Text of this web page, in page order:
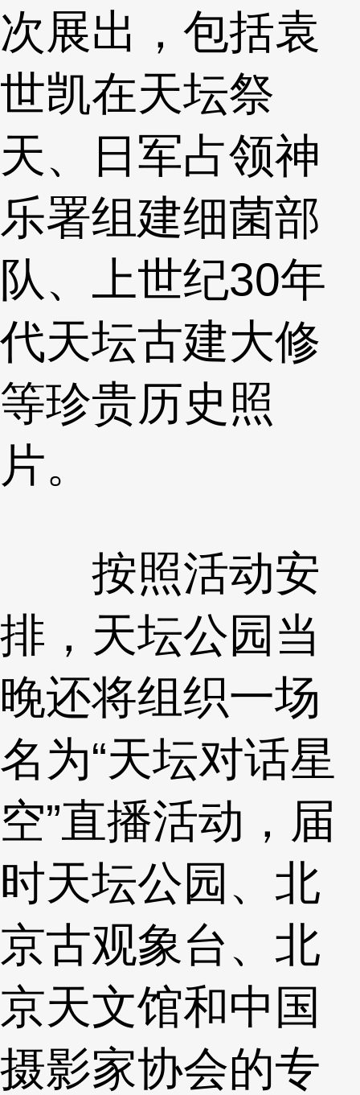
次展出，包括袁
世凯在天坛祭
天、日军占领神
乐署组建细菌部
队、上世纪30年
代天坛古建大修
等珍贵历史照
片。
按照活动安
排，天坛公园当
晚还将组织一场
名为“天坛对话星
空”直播活动，届
时天坛公园、北
京古观象台、北
京天文馆和中国
摄影家协会的专